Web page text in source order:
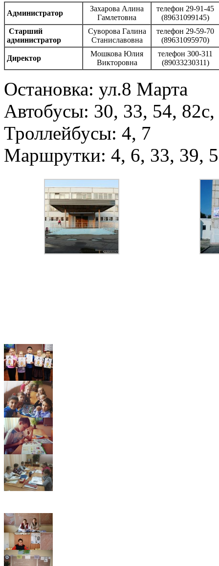
Администратор
Захарова Алина
Гамлетовна
телефон 29-91-45
(89631099145)
Старший
администратор
Суворова Галина
Станиславовна
телефон 29-59-70
(89631095970)
Директор
Мошкова Юлия
Викторовна
телефон 300-311
(89033230311)
Остановка: ул.8 Марта
Автобусы: 30, 33, 54, 82с,
Троллейбусы: 4, 7
Маршрутки: 4, 6, 33, 39,